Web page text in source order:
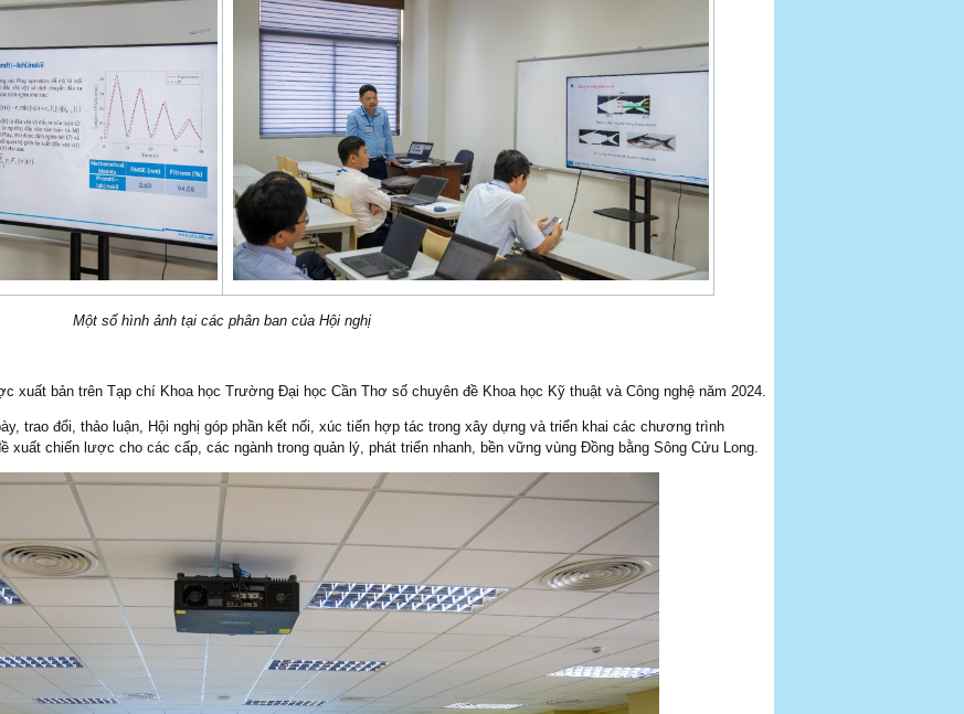
Một số hình ảnh tại các phân ban của Hội nghị
bản trên Tạp chí Khoa học Trường Đại học Cần Thơ số chuyên đề Khoa học Kỹ thuật và Công nghệ năm 2024.
trao đổi, thảo luận, Hội nghị góp phần kết nối, xúc tiến hợp tác trong xây dựng và triển khai các chương trình
xuất chiến lược cho các cấp, các ngành trong quản lý, phát triển nhanh, bền vững vùng Đồng bằng Sông Cửu Long.